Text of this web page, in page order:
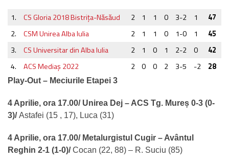
1. CS Gloria 2018 Bistriţa-Năsăud 2 1 1 0 3-2 1
47
2.
CSM Unirea Alba Iulia 2 1 1 0 1-0 1
45
3.
CS Universitar din Alba Iulia 2 1 0 1 2-2 0
42
4.
ACS Mediaş 2022 2 0 0 2 3-5 -2 28
Play-Out – Meciurile Etapei 3
4 Aprilie, ora 17.00/ Unirea Dej – ACS Tg. Mureș 0-3 (0-
3)/Astafei (15 , 17), Luca (31)
4 Aprilie, ora 17.00/ Metalurgistul Cugir – Avântul
Reghin 2-1 (1-0)/Cocan (22, 88) – R. Suciu (85)